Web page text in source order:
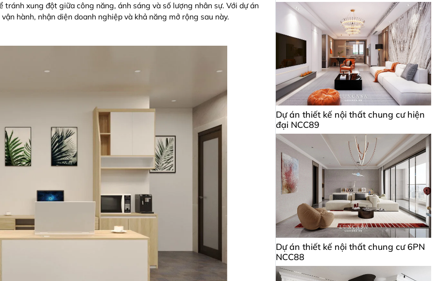
xung đột giữa công năng, ánh sáng và số lượng nhân sự. Với dự án
hành, nhận diện doanh nghiệp và khả năng mở rộng sau này.
Dự án thiết kế nội thất chung cư hiện
đại NCC89
Dự án thiết kế nội thất chung cư 6PN
NCC88